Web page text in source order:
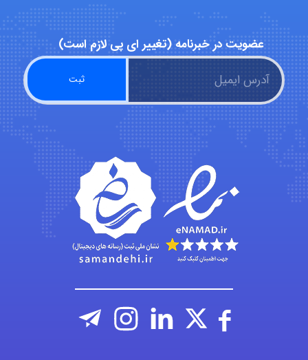
ABOALFZAL ZAREI
nima5534
arman.m
Hasan haghparast
عضویت در خبرنامه (تغییر ای پی لازم است)